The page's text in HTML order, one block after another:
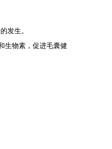
发生。
生物素，促进毛囊健